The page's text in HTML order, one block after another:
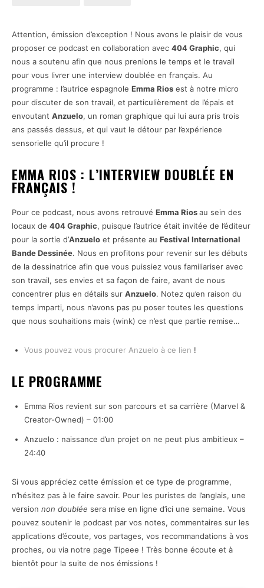
Attention, émission d’exception ! Nous avons le plaisir de vous
proposer ce podcast en collaboration avec 404 Graphic, qui
nous a soutenu afin que nous prenions le temps et le travail
pour vous livrer une interview doublée en français. Au
programme : l’autrice espagnole Emma Rios est à notre micro
pour discuter de son travail, et particulièrement de l’épais et
envoutant Anzuelo, un roman graphique qui lui aura pris trois
ans passés dessus, et qui vaut le détour par l’expérience
sensorielle qu’il procure !
EMMA RIOS : L’INTERVIEW DOUBLÉE EN
FRANÇAIS !
Pour ce podcast, nous avons retrouvé Emma Riosau sein des
locaux de 404 Graphic, puisque l’autrice était invitée de l’éditeur
pour la sortie d’Anzuelo et présente au Festival International
Bande Dessinée. Nous en profitons pour revenir sur les débuts
de la dessinatrice afin que vous puissiez vous familiariser avec
son travail, ses envies et sa façon de faire, avant de nous
concentrer plus en détails sur Anzuelo. Notez qu’en raison du
temps imparti, nous n’avons pas pu poser toutes les questions
que nous souhaitions mais (wink) ce n’est que partie remise…
Vous pouvez vous procurer Anzuelo à ce lien !
LE PROGRAMME
Emma Rios revient sur son parcours et sa carrière (Marvel &
Creator-Owned) – 01:00
Anzuelo : naissance d’un projet on ne peut plus ambitieux –
24:40
Si vous appréciez cette émission et ce type de programme,
n’hésitez pas à le faire savoir. Pour les puristes de l’anglais, une
version non doublée sera mise en ligne d’ici une semaine. Vous
pouvez soutenir le podcast par vos notes, commentaires sur les
applications d’écoute, vos partages, vos recommandations à vos
proches, ou via notre page Tipeee ! Très bonne écoute et à
bientôt pour la suite de nos émissions !